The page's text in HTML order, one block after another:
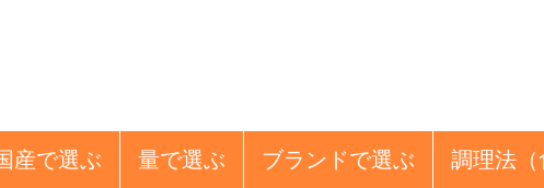
産で選ぶ 量で選ぶ ブランドで選ぶ 調理法